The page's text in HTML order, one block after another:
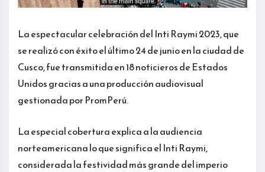
La espectacular celebración del Inti Raymi 2023, que
se realizó con éxito el último 24 de junio en la ciudad de
Cusco, fue transmitida en 18 noticieros de Estados
Unidos gracias a una producción audiovisual
gestionada por PromPerú.
La especial cobertura explica a la audiencia
norteamericana lo que significa el Inti Raymi,
considerada la festividad más grande del imperio